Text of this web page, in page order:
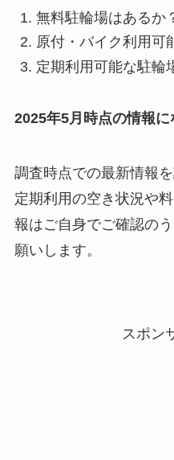
無料駐輪場はあるか
原付・バイク利用可
定期利用可能な駐輪
2025年5月時点の情報に
調査時点での最新情報
定期利用の空き状況や
報はご自身でご確認の
願いします。
スポン